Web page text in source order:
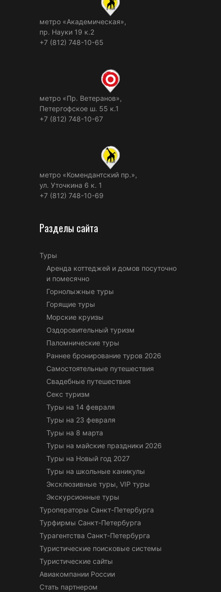
метро «Академическая»,
пр. Науки 19 к.2
+7 (812) 748-10-65
метро «Пр. Ветеранов»,
Петергофское ш. 55 к.1
+7 (812) 748-10-67
метро «Комендантский пр.»,
ул. Уточкина 6 к. 1
+7 (812) 748-10-69
Разделы сайта
Туры
Аренда коттеджей и домов посуточно
и помесячно
Горнолыжные туры
Горящие туры
Морские круизы
Оздоровительный туризм
Паломнические туры
Раннее бронирование туров 2026
Самостоятельные путешествия
Свадебные путешествия
Секс туризм
Туры на 14 февраля
Туры на 23 февраля
Туры на 8 марта
Туры на майские праздники 2026
Туры на Новый год 2027
Туры на школьные каникулы
Эксклюзивные туры, VIP туры
Экскурсионные туры
Туроператоры Санкт-Петербурга
Турфирмы Санкт-Петербурга
Турагентства Санкт-Петербурга
Туристические поисковые системы
Туристические сайты
Авиакомпании России
Стать партнером